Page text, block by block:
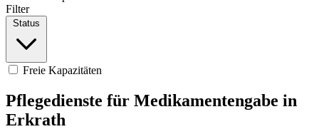
Filter
Status
Freie Kapazitäten
Pflegedienste für Medikamentengabe in
Erkrath